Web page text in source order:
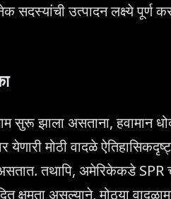
उत्पादन लक्ष्ये पूर्ण
सुरू झाला असताना, हवामान
मोठी वादळे
तथापि, अमेरिकेकडे SPR
क्षमता असल्याने, मोठ्या